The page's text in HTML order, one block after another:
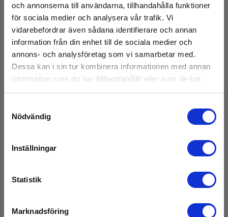
och annonserna till användarna, tillhandahålla funktioner
för sociala medier och analysera vår trafik. Vi
vidarebefordrar även sådana identifierare och annan
information från din enhet till de sociala medier och
annons- och analysföretag som vi samarbetar med.
Dessa kan i sin tur kombinera informationen med annan
information som du har tillhandahållit eller som de har
samlat in när du har använt deras tjänster.
Nödvändig
Inställningar
Statistik
Marknadsföring
Batteri
Batteri:
Mått
/ Magnettestare
Spændingsområde 1: 100 - 1000V AC
Ladda ner
Broschyrer